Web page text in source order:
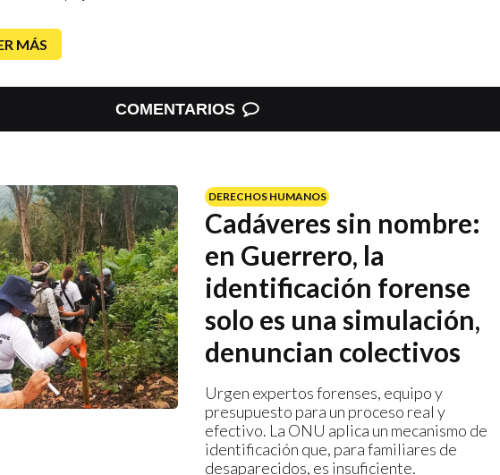
MÁS
COMENTARIOS
DERECHOS HUMANOS
Cadáveres sin nombre:
en Guerrero, la
identificación forense
solo es una simulación,
denuncian colectivos
Urgen expertos forenses, equipo y
presupuesto para un proceso real y
efectivo. La ONU aplica un mecanismo de
identificación que, para familiares de
desaparecidos, es insuficiente.